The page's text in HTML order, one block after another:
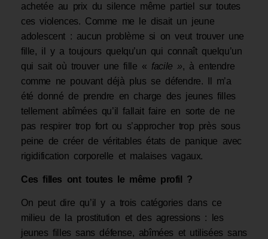
achetée au prix du silence même partiel sur toutes
ces violences. Comme me le disait un jeune
adolescent : aucun problème si on veut trouver une
fille, il y a toujours quelqu’un qui connaît quelqu’un
qui sait où trouver une fille « facile », à entendre
comme ne pouvant déjà plus se défendre. Il m’a
été donné de prendre en charge des jeunes filles
tellement abîmées qu’il fallait faire en sorte de ne
pas respirer trop fort ou s’approcher trop près sous
peine de créer de véritables états de panique avec
rigidification corporelle et malaises vagaux.
Ces filles ont toutes le même profil ?
On peut dire qu’il y a trois catégories dans ce
milieu de la prostitution et des agres­sions : les
jeunes filles sans défense, abîmées et utilisées sans